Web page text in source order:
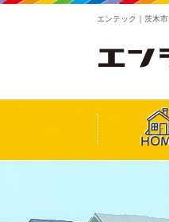
エンテック｜茨木